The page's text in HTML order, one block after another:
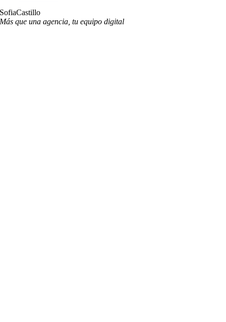
SofiaCastillo
Más que una agencia, tu equipo digital